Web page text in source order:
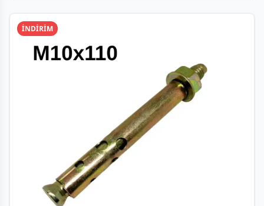
İNDİRİM